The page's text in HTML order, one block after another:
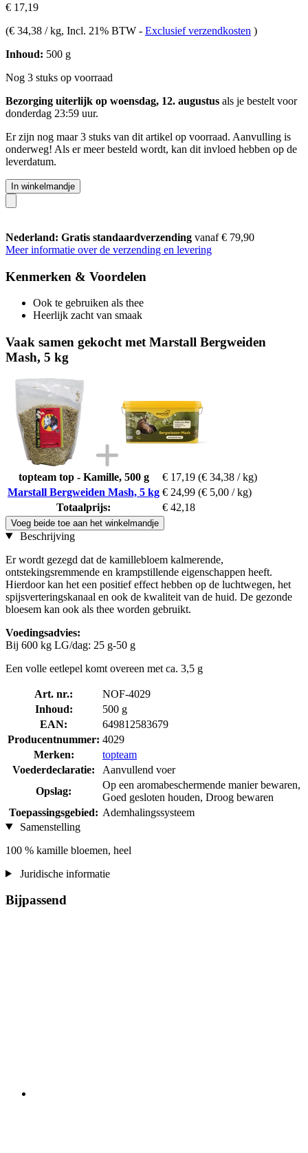
€ 17,19
(€ 34,38 / kg, Incl. 21% BTW - Exclusief verzendkosten )
Inhoud: 500 g
Nog 3 stuks op voorraad
Bezorging uiterlijk op woensdag, 12. augustus als je bestelt voor
donderdag 23:59 uur.
Er zijn nog maar 3 stuks van dit artikel op voorraad. Aanvulling is
onderweg! Als er meer besteld wordt, kan dit invloed hebben op de
leverdatum.
In winkelmandje
Nederland: Gratis standaardverzending vanaf € 79,90
Meer informatie over de verzending en levering
Kenmerken & Voordelen
Ook te gebruiken als thee
Heerlijk zacht van smaak
Vaak samen gekocht met Marstall Bergweiden
Mash, 5 kg
topteam top - Kamille, 500 g € 17,19 (€ 34,38 / kg)
Marstall Bergweiden Mash, 5 kg € 24,99 (€ 5,00 / kg)
Totaalprijs:
€ 42,18
Voeg beide toe aan het winkelmandje
Beschrijving
Er wordt gezegd dat de kamillebloem kalmerende,
ontstekingsremmende en krampstillende eigenschappen heeft.
Hierdoor kan het een positief effect hebben op de luchtwegen, het
spijsverteringskanaal en ook de kwaliteit van de huid. De gezonde
bloesem kan ook als thee worden gebruikt.
Voedingsadvies:
Bij 600 kg LG/dag: 25 g-50 g
Een volle eetlepel komt overeen met ca. 3,5 g
Art. nr.:
NOF-4029
Inhoud:
500 g
EAN:
649812583679
Producentnummer: 4029
Merken:
topteam
Voederdeclaratie:
Aanvullend voer
Opslag:
Op een aromabeschermende manier bewaren,
Goed gesloten houden, Droog bewaren
Toepassingsgebied: Ademhalingssysteem
Samenstelling
100 % kamille bloemen, heel
Juridische informatie
Bijpassend